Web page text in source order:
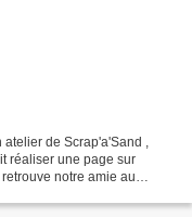
de Scrap'a'Sand ,
réaliser une page sur
notre amie au